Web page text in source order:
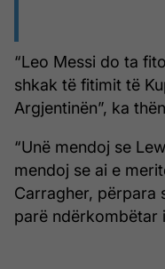
“Leo Messi do ta
shkak të fitimit të
Argjentinën”, ka
“Unë mendoj se
mendoj se ai e
Carragher, përpara
parë ndërkombëtar